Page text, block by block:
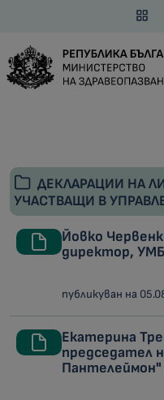
ДЕКЛАРАЦИИ НА
УЧАСТВАЩИ В
Йовко
директор,
публикуван на
Екатерина
председател